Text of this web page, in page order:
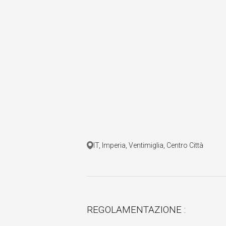
IT, Imperia, Ventimiglia, Centro Città
REGOLAMENTAZIONE :